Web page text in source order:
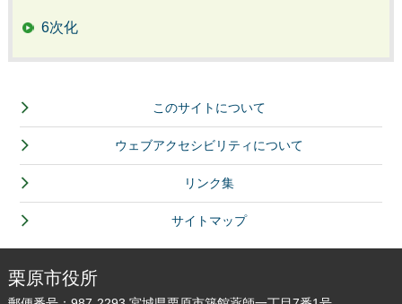
6次化
このサイトについて
ウェブアクセシビリティについて
リンク集
サイトマップ
栗原市役所